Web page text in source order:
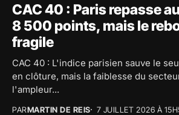
CAC 40 : Paris repasse
8 500 points, mais le
fragile
CAC 40 : L'indice parisien sauve le
en clôture, mais la faiblesse du
l'ampleur...
PARMARTIN DE REIS 7 JUILLET 2026 À